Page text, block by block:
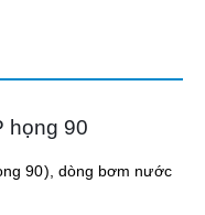
họng 90
90), dòng bơm nước